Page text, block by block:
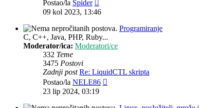
Postao/la Spider
post
09 kol 2023, 13:46
Programiranje
C, C++, Java, PHP, Ruby...
Moderator/ica: Moderatori/ce
332 Teme
3475 Postovi
Zadnji post Re: LiquidCTL skripta
Postao/la NELE86
23 lip 2024, 03:19